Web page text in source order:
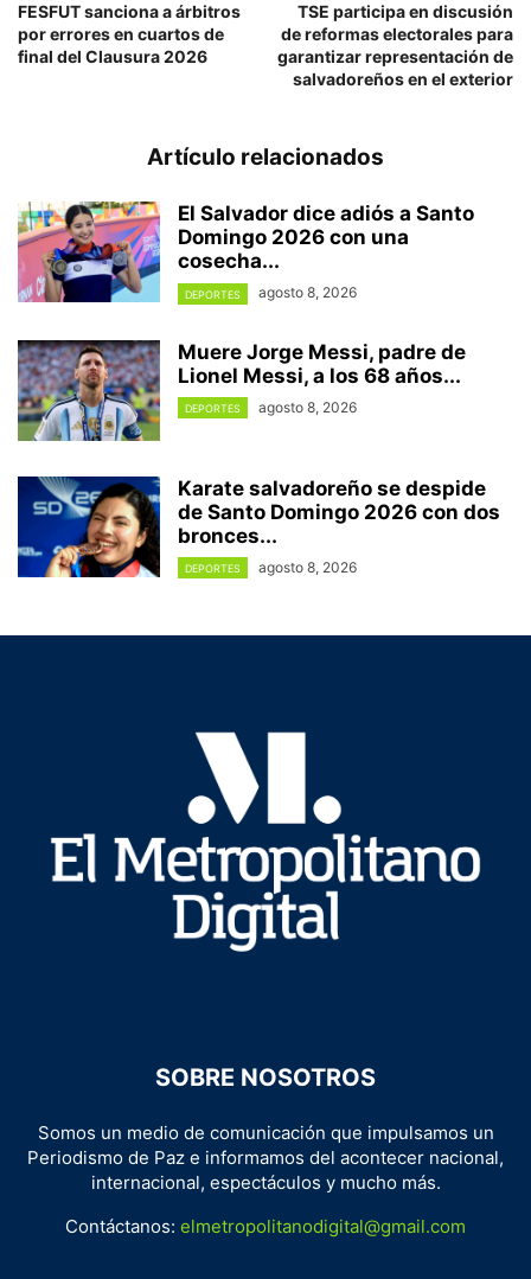
FESFUT sanciona a árbitros
por errores en cuartos de
final del Clausura 2026
TSE participa en discusión
de reformas electorales para
garantizar representación de
salvadoreños en el exterior
Artículo relacionados
El Salvador dice adiós a Santo
Domingo 2026 con una
cosecha...
DEPORTES agosto 8, 2026
Muere Jorge Messi, padre de
Lionel Messi, a los 68 años...
DEPORTES agosto 8, 2026
Karate salvadoreño se despide
de Santo Domingo 2026 con dos
bronces...
DEPORTES agosto 8, 2026
SOBRE NOSOTROS
Somos un medio de comunicación que impulsamos un
Periodismo de Paz e informamos del acontecer nacional,
internacional, espectáculos y mucho más.
Contáctanos: elmetropolitanodigital@gmail.com